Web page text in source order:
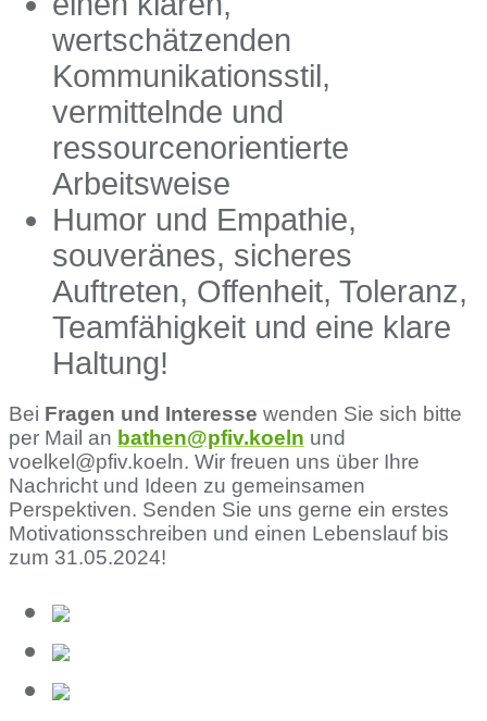
wertschätzenden
Kommunikationsstil,
vermittelnde und
ressourcenorientierte
Arbeitsweise
Humor und Empathie,
souveränes, sicheres
Auftreten, Offenheit, Toleranz,
Teamfähigkeit und eine klare
Haltung!
Bei Fragen und Interesse wenden Sie sich bitte
per Mail an bathen@pfiv.koeln und
voelkel@pfiv.koeln. Wir freuen uns über Ihre
Nachricht und Ideen zu gemeinsamen
Perspektiven. Senden Sie uns gerne ein erstes
Motivationsschreiben und einen Lebenslauf bis
zum 31.05.2024!